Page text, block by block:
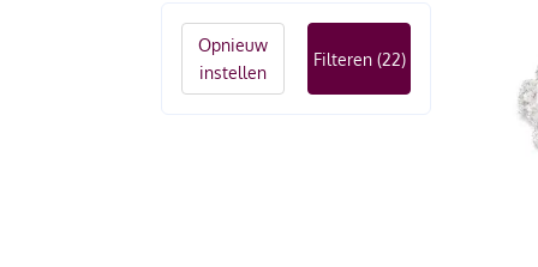
Filteren (22)
Opnieuw
instellen